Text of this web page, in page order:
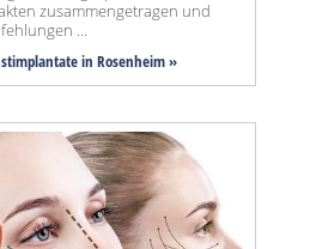
zusammengetragen und
...
in Rosenheim »